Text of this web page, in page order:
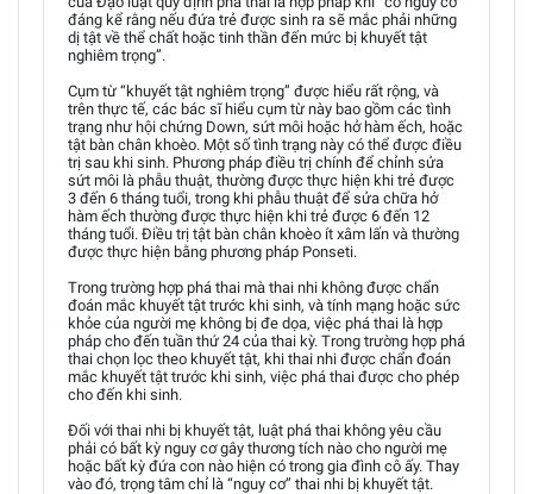
đáng kể rằng nếu đứa trẻ được sinh ra sẽ mắc phải những
dị tật về thể chất hoặc tinh thần đến mức bị khuyết tật
nghiêm trọng”.
Cụm từ “khuyết tật nghiêm trọng” được hiểu rất rộng, và
trên thực tế, các bác sĩ hiểu cụm từ này bao gồm các tình
trạng như hội chứng Down, sứt môi hoặc hở hàm ếch, hoặc
tật bàn chân khoèo. Một số tình trạng này có thể được điều
trị sau khi sinh. Phương pháp điều trị chính để chỉnh sửa
sứt môi là phẫu thuật, thường được thực hiện khi trẻ được
3 đến 6 tháng tuổi, trong khi phẫu thuật để sửa chữa hở
hàm ếch thường được thực hiện khi trẻ được 6 đến 12
tháng tuổi. Điều trị tật bàn chân khoèo ít xâm lấn và thường
được thực hiện bằng phương pháp Ponseti.
Trong trường hợp phá thai mà thai nhi không được chẩn
đoán mắc khuyết tật trước khi sinh, và tính mạng hoặc sức
khỏe của người mẹ không bị đe dọa, việc phá thai là hợp
pháp cho đến tuần thứ 24 của thai kỳ. Trong trường hợp phá
thai chọn lọc theo khuyết tật, khi thai nhi được chẩn đoán
mắc khuyết tật trước khi sinh, việc phá thai được cho phép
cho đến khi sinh.
Đối với thai nhi bị khuyết tật, luật phá thai không yêu cầu
phải có bất kỳ nguy cơ gây thương tích nào cho người mẹ
hoặc bất kỳ đứa con nào hiện có trong gia đình cô ấy. Thay
vào đó, trọng tâm chỉ là “nguy cơ” thai nhi bị khuyết tật.